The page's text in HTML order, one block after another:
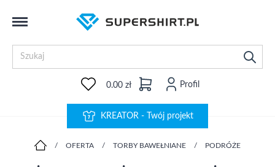
0.00 zł Profil
KREATOR - Twój projekt
/ OFERTA / TORBY BAWEŁNIANE / PODRÓŻE